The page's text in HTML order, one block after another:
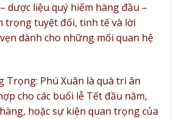
dược liệu quý hiếm hàng đầu –
trọng tuyệt đối, tinh tế và lời
dành cho những mối quan hệ
Trọng: Phú Xuân là quà tri ân
cho các buổi lễ Tết đầu năm,
hoặc sự kiện quan trọng của